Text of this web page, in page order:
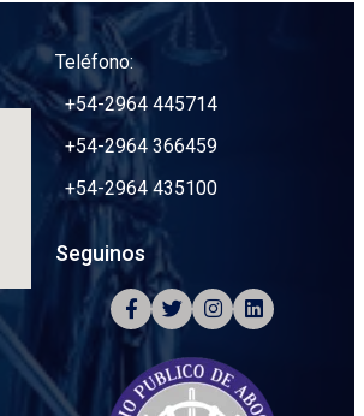
Teléfono:
+54-2964 445714
+54-2964 366459
+54-2964 435100
Seguinos